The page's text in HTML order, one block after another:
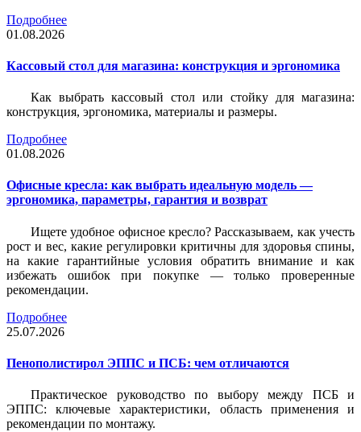
Подробнее
01.08.2026
Кассовый стол для магазина: конструкция и эргономика
Как выбрать кассовый стол или стойку для магазина:
конструкция, эргономика, материалы и размеры.
Подробнее
01.08.2026
Офисные кресла: как выбрать идеальную модель —
эргономика, параметры, гарантия и возврат
Ищете удобное офисное кресло? Рассказываем, как учесть
рост и вес, какие регулировки критичны для здоровья спины,
на какие гарантийные условия обратить внимание и как
избежать ошибок при покупке — только проверенные
рекомендации.
Подробнее
25.07.2026
Пенополистирол ЭППС и ПСБ: чем отличаются
Практическое руководство по выбору между ПСБ и
ЭППС: ключевые характеристики, область применения и
рекомендации по монтажу.